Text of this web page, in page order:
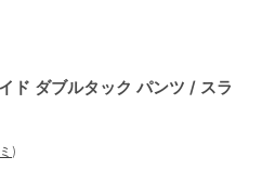
ド ダブルタック パンツ / スラ
)